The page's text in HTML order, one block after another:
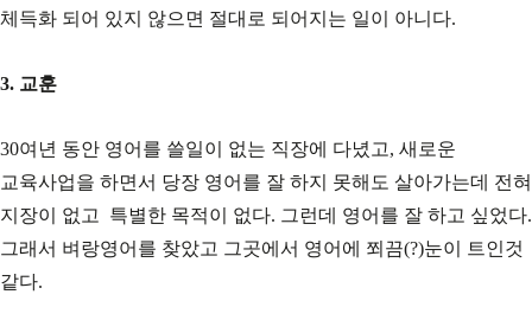
체득화 되어 있지 않으면 절대로 되어지는 일이 아니다.
3. 교훈
30여년 동안 영어를 쓸일이 없는 직장에 다녔고, 새로운
교육사업을 하면서 당장 영어를 잘 하지 못해도 살아가는데 전혀
지장이 없고 특별한 목적이 없다. 그런데 영어를 잘 하고 싶었다.
그래서 벼랑영어를 찾았고 그곳에서 영어에 쬐끔(?)눈이 트인것
같다.